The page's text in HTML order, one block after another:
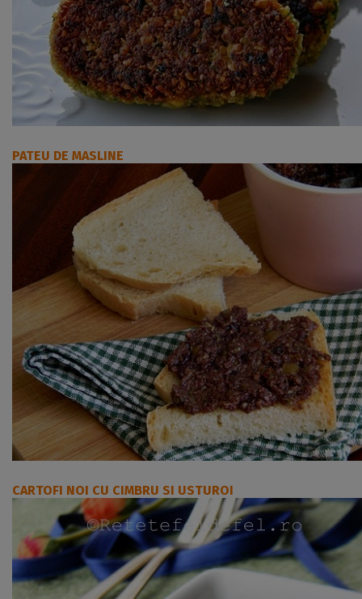
PATEU DE MASLINE
CARTOFI NOI CU CIMBRU SI USTUROI